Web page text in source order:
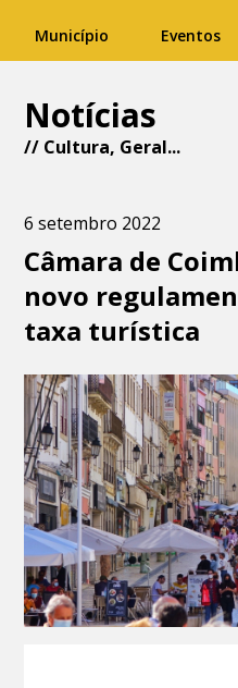
Município Eventos
Notícias
// Cultura, Geral...
6 setembro 2022
Câmara de
novo
taxa turística